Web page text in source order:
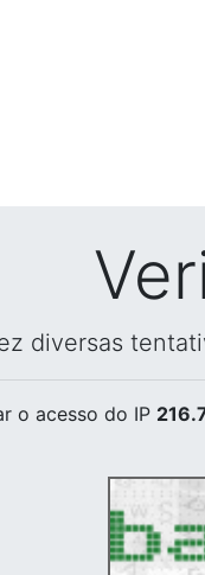
diversas
o acesso do IP